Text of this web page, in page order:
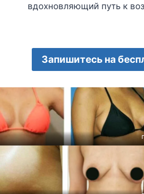
вдохновляющий путь к
Запишитесь на